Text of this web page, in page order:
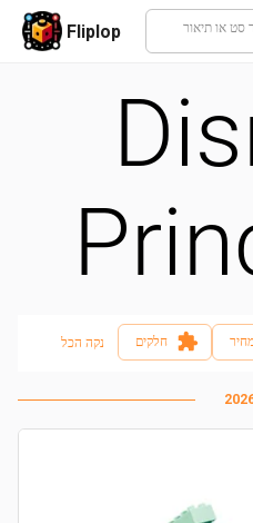
או תיאור Fliplop
חלקים נקה הכל